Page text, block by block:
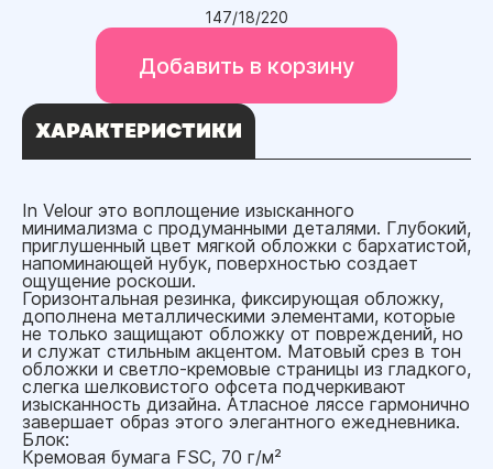
147/18/220
Добавить в корзину
ХАРАКТЕРИСТИКИ
In Velour это воплощение изысканного
минимализма с продуманными деталями. Глубокий,
приглушенный цвет мягкой обложки с бархатистой,
напоминающей нубук, поверхностью создает
ощущение роскоши.
Горизонтальная резинка, фиксирующая обложку,
дополнена металлическими элементами, которые
не только защищают обложку от повреждений, но
и служат стильным акцентом. Матовый срез в тон
обложки и светло-кремовые страницы из гладкого,
слегка шелковистого офсета подчеркивают
изысканность дизайна. Атласное ляссе гармонично
завершает образ этого элегантного ежедневника.
Блок:
Кремовая бумага FSC, 70 г/м²